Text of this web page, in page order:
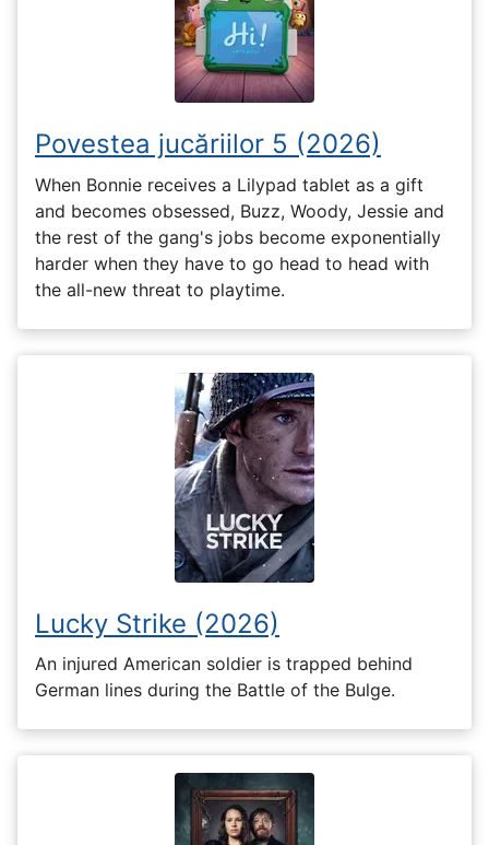
Povestea jucăriilor 5 (2026)
When Bonnie receives a Lilypad tablet as a gift
and becomes obsessed, Buzz, Woody, Jessie and
the rest of the gang's jobs become exponentially
harder when they have to go head to head with
the all-new threat to playtime.
Lucky Strike (2026)
An injured American soldier is trapped behind
German lines during the Battle of the Bulge.